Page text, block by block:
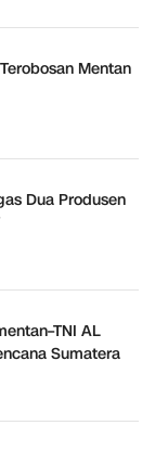
Mentan
Dua Produsen
AL
Sumatera